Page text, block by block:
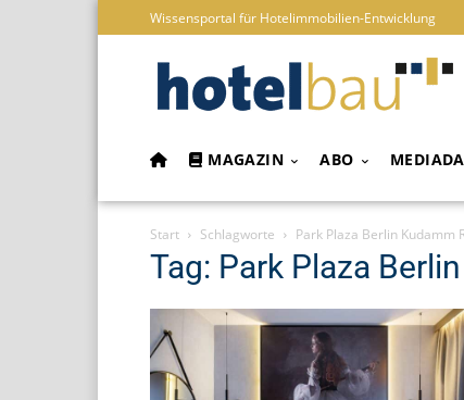
Wissensportal für Hotelimmobilien-Entwicklung
MAGAZIN ABO
Start Schlagworte Park Plaza Berlin Kudamm
Tag: Park Plaza